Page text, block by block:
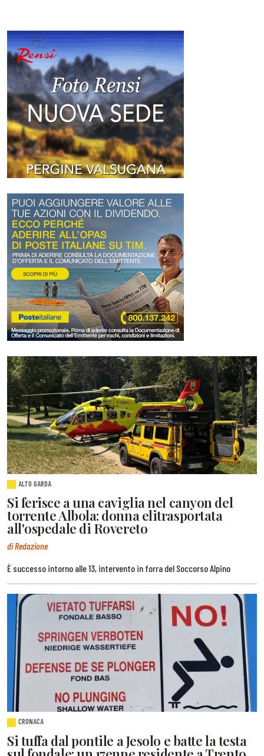
ALTO GARDA
Si ferisce a una caviglia nel canyon del
torrente Albola: donna elitrasportata
all'ospedale di Rovereto
di Redazione
È successo intorno alle 13, intervento in forra del Soccorso Alpino
CRONACA
Si tuffa dal pontile a Jesolo e batte la testa